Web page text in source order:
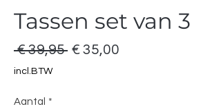
Tassen set van 3
€ 39,95 Normale
€ 35,00
incl.BTW
Aantal *